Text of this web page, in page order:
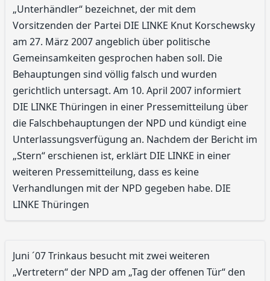
„Unterhändler“ bezeichnet, der mit dem
Vorsitzenden der Partei DIE LINKE Knut Korschewsky
am 27. März 2007 angeblich über politische
Gemeinsamkeiten gesprochen haben soll. Die
Behauptungen sind völlig falsch und wurden
gerichtlich untersagt. Am 10. April 2007 informiert
DIE LINKE Thüringen in einer Pressemitteilung über
die Falschbehauptungen der NPD und kündigt eine
Unterlassungsverfügung an. Nachdem der Bericht im
„Stern“ erschienen ist, erklärt DIE LINKE in einer
weiteren Pressemitteilung, dass es keine
Verhandlungen mit der NPD gegeben habe. DIE
LINKE Thüringen
Juni ´07 Trinkaus besucht mit zwei weiteren
„Vertretern“ der NPD am „Tag der offenen Tür“ den